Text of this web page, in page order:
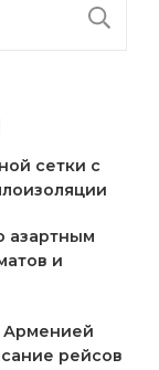
сетки с
азартным
и
рейсов